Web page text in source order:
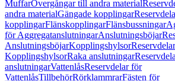
MuffarÖvergångar till andra material
andra materialGängade kopplingar
kopplingarFlänskopplingarFlänsbussningar
för AggregatanslutningarAnslutningsböjar
AnslutningsböjarKopplingshylsor
KopplingshylsorRaka anslutningar
anslutningarVattenlåsReservdelar för
VattenlåsTillbehörRörklammrarFästen för